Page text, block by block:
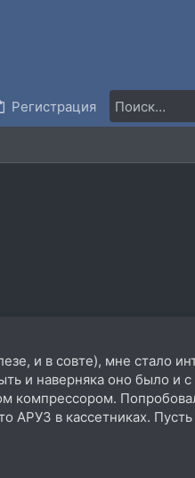
Регистрация
и в совте), мне стало
и наверняка оно было и
компрессором.
АРУЗ в кассетниках. Пусть